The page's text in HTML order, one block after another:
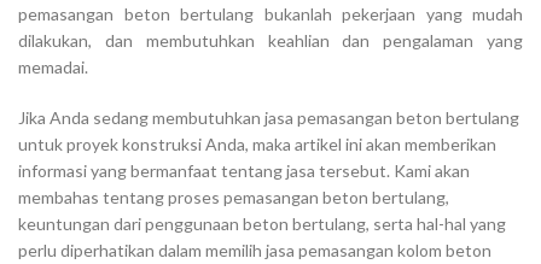
pemasangan beton bertulang bukanlah pekerjaan yang mudah
dilakukan, dan membutuhkan keahlian dan pengalaman yang
memadai.
Jika Anda sedang membutuhkan jasa pemasangan beton bertulang
untuk proyek konstruksi Anda, maka artikel ini akan memberikan
informasi yang bermanfaat tentang jasa tersebut. Kami akan
membahas tentang proses pemasangan beton bertulang,
keuntungan dari penggunaan beton bertulang, serta hal-hal yang
perlu diperhatikan dalam memilih jasa pemasangan kolom beton